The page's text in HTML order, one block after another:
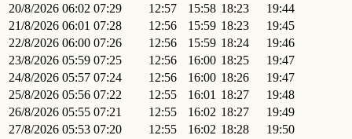
20/8/2026 06:02 07:29 12:57 15:58 18:23
19:44
21/8/2026 06:01 07:28 12:56 15:59 18:23
19:45
22/8/2026 06:00 07:26 12:56 15:59 18:24
19:46
23/8/2026 05:59 07:25 12:56 16:00 18:25
19:47
24/8/2026 05:57 07:24 12:56 16:00 18:26
19:47
25/8/2026 05:56 07:22 12:55 16:01 18:27
19:48
26/8/2026 05:55 07:21 12:55 16:02 18:27
19:49
27/8/2026 05:53 07:20 12:55 16:02 18:28
19:50